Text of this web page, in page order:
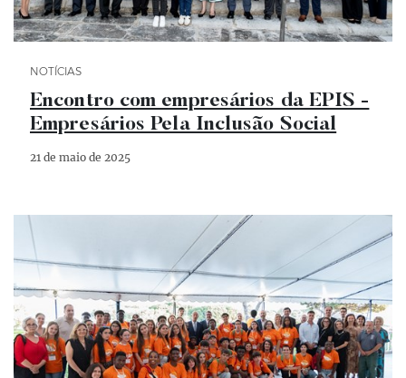
Categoria Notícias
NOTÍCIAS
Encontro com empresários da EPIS -
Empresários Pela Inclusão Social
21 de maio de 2025